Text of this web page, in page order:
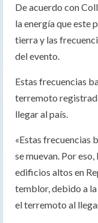
De acuerdo con
la energía que este
tierra y las
del evento.
Estas frecuencias
terremoto
llegar al país.
«Estas frecuencias
se muevan. Por
edificios altos en
temblor, debido a
el terremoto al